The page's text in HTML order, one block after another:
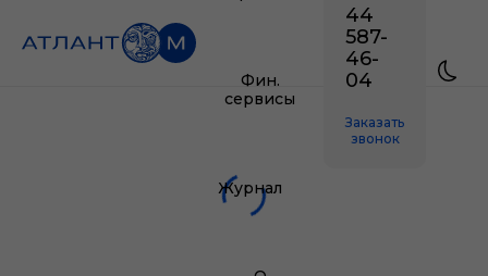
Фин.
сервисы
Журнал
44
587-
46-
04
Заказать
звонок